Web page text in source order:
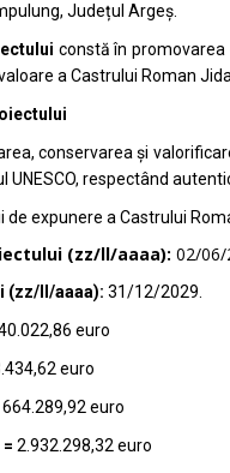
Județul Argeș.
constă în
a Castrului Roman
conservarea și
UNESCO, respectând
de expunere a Castrului
(zz/ll/aaaa): 02/06/
(zz/ll/aaaa): 31/12/2029.
euro
euro
664.289,92 euro
2.932.298,32 euro